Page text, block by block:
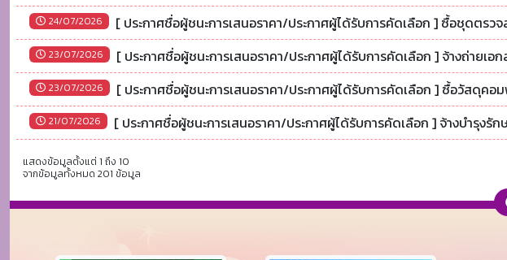
24/07/2026 [ ประกาศชื่อผู้ชนะการเสนอราคา/ประกาศผู้ได้รับการคัดเลือก ] ซื้อชุดตรว
23/07/2026 [ ประกาศชื่อผู้ชนะการเสนอราคา/ประกาศผู้ได้รับการคัดเลือก ] จ้างถ่ายเ
23/07/2026 [ ประกาศชื่อผู้ชนะการเสนอราคา/ประกาศผู้ได้รับการคัดเลือก ] ซื้อวัสดุคอ
21/07/2026 [ ประกาศชื่อผู้ชนะการเสนอราคา/ประกาศผู้ได้รับการคัดเลือก ] จ้างบำรุง
แสดงข้อมูลตั้งแต่ 1 ถึง 10
จากข้อมูลทั้งหมด 201 ข้อมูล